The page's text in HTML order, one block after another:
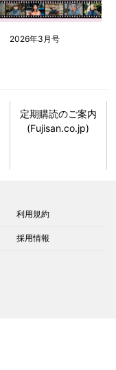
2026年3月号
定期購読のご案内
(Fujisan.co.jp)
利用規約
採用情報